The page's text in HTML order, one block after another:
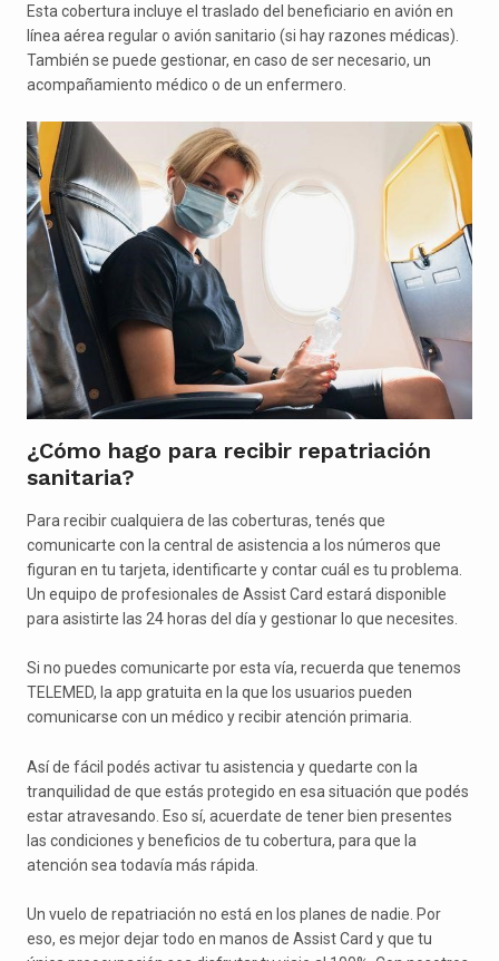
Esta cobertura incluye el traslado del beneficiario en avión en
línea aérea regular o avión sanitario (si hay razones médicas).
También se puede gestionar, en caso de ser necesario, un
acompañamiento médico o de un enfermero.
¿Cómo hago para recibir repatriación
sanitaria?
Para recibir cualquiera de las coberturas, tenés que
comunicarte con la central de asistencia a los números que
figuran en tu tarjeta, identificarte y contar cuál es tu problema.
Un equipo de profesionales de Assist Card estará disponible
para asistirte las 24 horas del día y gestionar lo que necesites.
Si no puedes comunicarte por esta vía, recuerda que tenemos
TELEMED, la app gratuita en la que los usuarios pueden
comunicarse con un médico y recibir atención primaria.
Así de fácil podés activar tu asistencia y quedarte con la
tranquilidad de que estás protegido en esa situación que podés
estar atravesando. Eso sí, acuerdate de tener bien presentes
las condiciones y beneficios de tu cobertura, para que la
atención sea todavía más rápida.
Un vuelo de repatriación no está en los planes de nadie. Por
eso, es mejor dejar todo en manos de Assist Card y que tu